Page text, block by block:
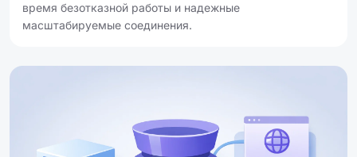
время безотказной работы и надежные
масштабируемые соединения.